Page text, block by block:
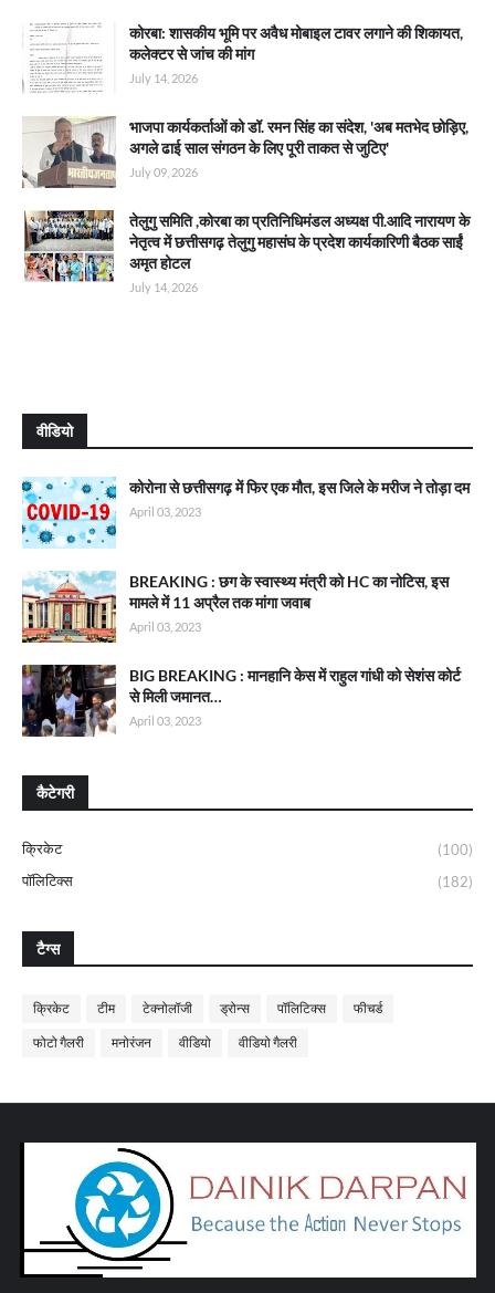
कोरबा: शासकीय भूमि पर अवैध मोबाइल टावर लगाने की शिकायत,
कलेक्टर से जांच की मांग
July 14, 2026
भाजपा कार्यकर्ताओं को डॉ. रमन सिंह का संदेश, 'अब मतभेद छोड़िए,
अगले ढाई साल संगठन के लिए पूरी ताकत से जुटिए'
July 09, 2026
तेलुगु समिति ,कोरबा का प्रतिनिधिमंडल अध्यक्ष पी.आदि नारायण के
नेतृत्व में छत्तीसगढ़ तेलुगु महासंघ के प्रदेश कार्यकारिणी बैठक साईं
अमृत होटल
July 14, 2026
वीडियो
कोरोना से छत्तीसगढ़ में फिर एक मौत, इस जिले के मरीज ने तोड़ा दम
April 03, 2023
BREAKING : छग के स्वास्थ्य मंत्री को HC का नोटिस, इस
मामले में 11 अप्रैल तक मांगा जवाब
April 03, 2023
BIG BREAKING : मानहानि केस में राहुल गांधी को सेशंस कोर्ट
से मिली जमानत…
April 03, 2023
कैटेगरी
क्रिकेट
(100)
पॉलिटिक्स
(182)
टैग्स
क्रिकेट टीम टेक्नोलॉजी ड्रोन्स पॉलिटिक्स फीचर्ड
फोटो गैलरी मनोरंजन वीडियो वीडियो गैलरी